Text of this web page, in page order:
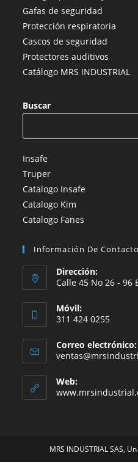
pestaña
pestaña
pestaña
Gafas de seguridad
Protección respiratoria
Cascos de seguridad
Protectores auditivos
Catálogo MRS INDUSTRIAL
Buscar
Insafe
Truper
Catalogo Insafe
Catalogo Kim
Catalogo Fanes
Información De Contacto
Dirección:
Calle 45 No 26 -
Móvil:
311 424 0255
Correo electrónico:
Web:
MRS INDUSTRIAL SAS,